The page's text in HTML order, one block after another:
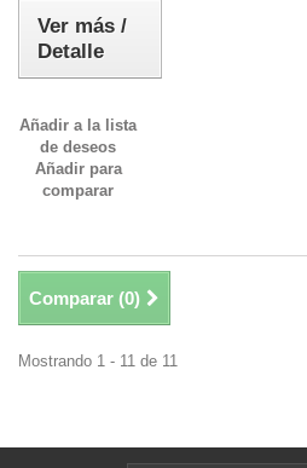
Ver más /
Detalle
Añadir a la lista
de deseos
Añadir para
comparar
Comparar (0)
Mostrando 1 - 11 de 11